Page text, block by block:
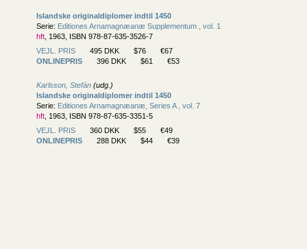
Islandske originaldiplomer indtil 1450
Serie: Editiones Arnamagnæanæ Supplementum , vol. 1
hft , 1963, ISBN 978-87-635-3526-7
VEJL. PRIS
495 DKK $76
€67
ONLINEPRIS
396 DKK $61 €53
Karlsson, Stefán (udg.)
Islandske originaldiplomer indtil 1450
Serie: Editiones Arnamagnæanæ, Series A , vol. 7
hft , 1963, ISBN 978-87-635-3351-5
VEJL. PRIS
360 DKK $55
€49
ONLINEPRIS
288 DKK $44 €39